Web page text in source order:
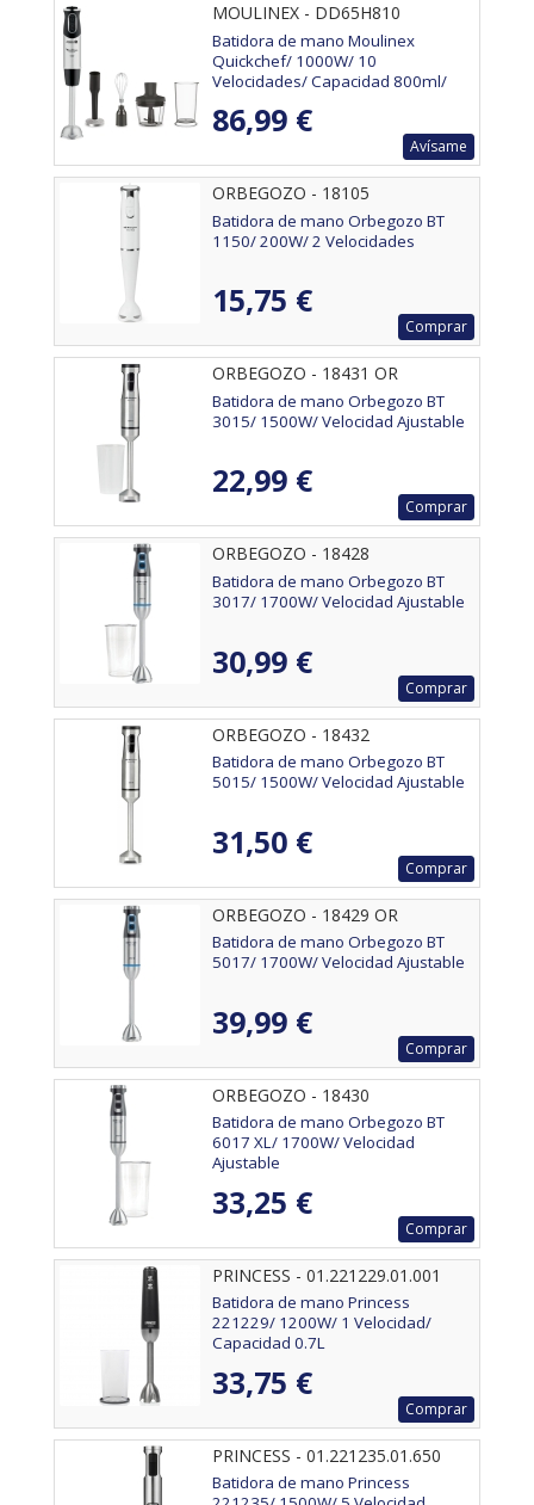
MOULINEX - DD65H810
Batidora de mano Moulinex
Quickchef/ 1000W/ 10
Velocidades/ Capacidad 800ml/
y Vaso Medidor
86,99 €
Avísame
ORBEGOZO - 18105
Batidora de mano Orbegozo BT
1150/ 200W/ 2 Velocidades
15,75 €
Comprar
ORBEGOZO - 18431 OR
Batidora de mano Orbegozo BT
3015/ 1500W/ Velocidad Ajustable
22,99 €
Comprar
ORBEGOZO - 18428
Batidora de mano Orbegozo BT
3017/ 1700W/ Velocidad Ajustable
30,99 €
Comprar
ORBEGOZO - 18432
Batidora de mano Orbegozo BT
5015/ 1500W/ Velocidad Ajustable
31,50 €
Comprar
ORBEGOZO - 18429 OR
Batidora de mano Orbegozo BT
5017/ 1700W/ Velocidad Ajustable
39,99 €
Comprar
ORBEGOZO - 18430
Batidora de mano Orbegozo BT
6017 XL/ 1700W/ Velocidad
Ajustable
33,25 €
Comprar
PRINCESS - 01.221229.01.001
Batidora de mano Princess
221229/ 1200W/ 1 Velocidad/
Capacidad 0.7L
33,75 €
Comprar
PRINCESS - 01.221235.01.650
Batidora de mano Princess